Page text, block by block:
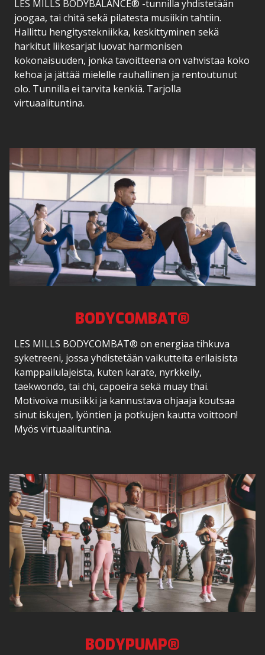
LES MILLS BODYBALANCE® -tunnilla yhdistetään
joogaa, tai chitä sekä pilatesta musiikin tahtiin.
Hallittu hengitystekniikka, keskittyminen sekä
harkitut liikesarjat luovat harmonisen
kokonaisuuden, jonka tavoitteena on vahvistaa koko
kehoa ja jättää mielelle rauhallinen ja rentoutunut
olo. Tunnilla ei tarvita kenkiä. Tarjolla
virtuaalituntina.
BODYCOMBAT®
LES MILLS BODYCOMBAT® on energiaa tihkuva
syketreeni, jossa yhdistetään vaikutteita erilaisista
kamppailulajeista, kuten karate, nyrkkeily,
taekwondo, tai chi, capoeira sekä muay thai.
Motivoiva musiikki ja kannustava ohjaaja koutsaa
sinut iskujen, lyöntien ja potkujen kautta voittoon!
Myös virtuaalituntina.
BODYPUMP®